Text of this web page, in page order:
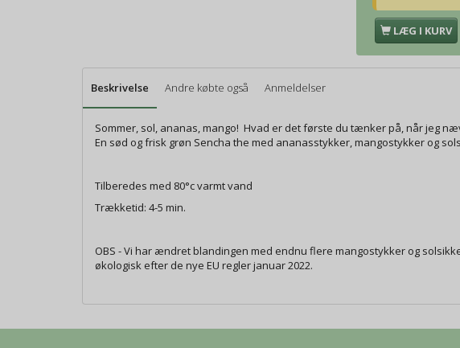
LÆG I KURV
Beskrivelse Andre købte også Anmeldelser
Sommer, sol, ananas, mango! Hvad er det første du tænker på, når jeg
En sød og frisk grøn Sencha the med ananasstykker, mangostykker og
Tilberedes med 80°c varmt vand
Trækketid: 4-5 min.
OBS - Vi har ændret blandingen med endnu flere mangostykker og
økologisk efter de nye EU regler januar 2022.